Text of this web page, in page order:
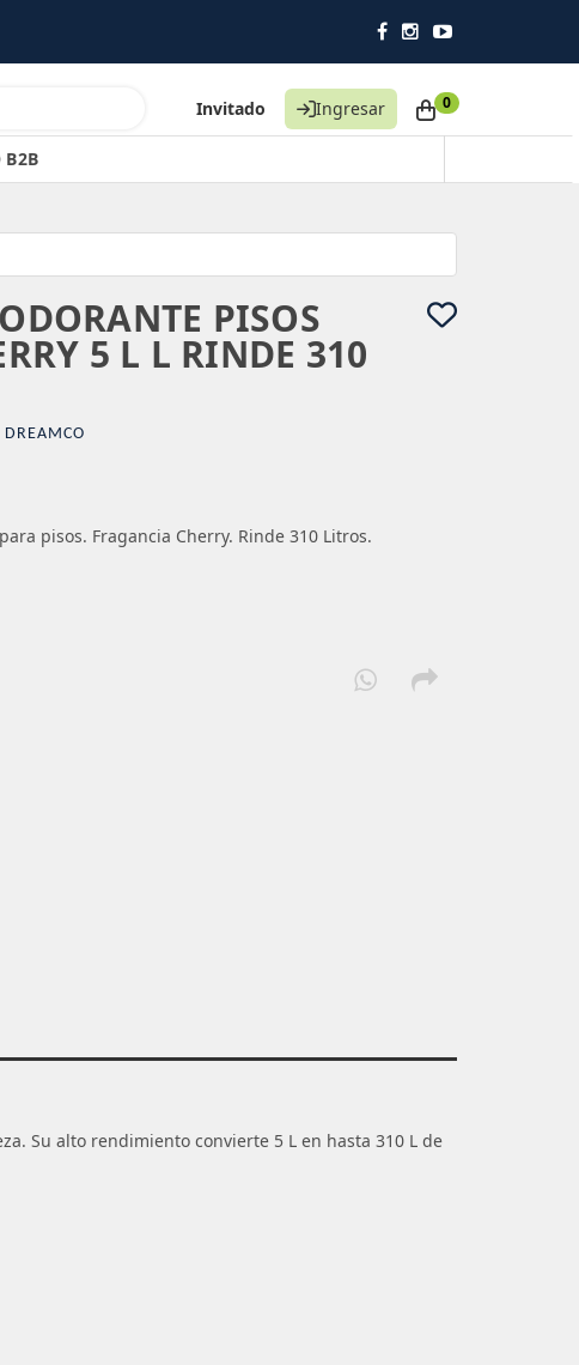
Invitado Ingresar 0
B2B
PISOS
5 L L RINDE 310
DREAMCO
pisos. Fragancia Cherry. Rinde 310 Litros.
Su alto rendimiento convierte 5 L en hasta 310 L de